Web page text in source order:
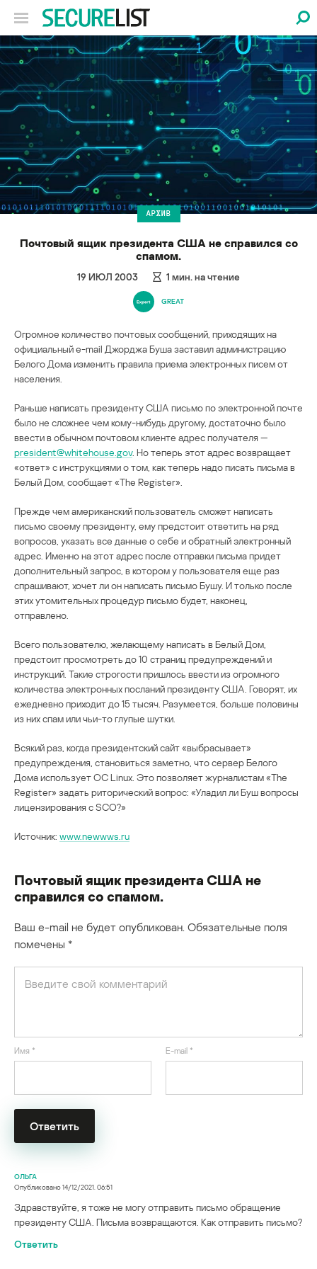
АРХИВ
Почтовый ящик президента США не справился со
спамом.
19 ИЮЛ 2003 1 мин. на чтение
GREAT
Огромное количество почтовых сообщений, приходящих на
официальный e-mail Джорджа Буша заставил администрацию
Белого Дома изменить правила приема электронных писем от
населения.
Раньше написать президенту США письмо по электронной почте
было не сложнее чем кому-нибудь другому, достаточно было
ввести в обычном почтовом клиенте адрес получателя —
president@whitehouse.gov. Но теперь этот адрес возвращает
«ответ» с инструкциями о том, как теперь надо писать письма в
Белый Дом, сообщает «The Register».
Прежде чем американский пользователь сможет написать
письмо своему президенту, ему предстоит ответить на ряд
вопросов, указать все данные о себе и обратный электронный
адрес. Именно на этот адрес после отправки письма придет
дополнительный запрос, в котором у пользователя еще раз
спрашивают, хочет ли он написать письмо Бушу. И только после
этих утомительных процедур письмо будет, наконец,
отправлено.
Всего пользователю, желающему написать в Белый Дом,
предстоит просмотреть до 10 страниц предупреждений и
инструкций. Такие строгости пришлось ввести из огромного
количества электронных посланий президенту США. Говорят, их
ежедневно приходит до 15 тысяч. Разумеется, больше половины
из них спам или чьи-то глупые шутки.
Всякий раз, когда президентский сайт «выбрасывает»
предупреждения, становиться заметно, что сервер Белого
Дома использует ОС Linux. Это позволяет журналистам «The
Register» задать риторический вопрос: «Уладил ли Буш вопросы
лицензирования с SCO?»
Источник: www.newwws.ru
Почтовый ящик президента США не
справился со спамом.
Ваш e-mail не будет опубликован. Обязательные поля
помечены *
Имя * E-mail *
ОЛЬГА
Опубликовано14/12/2021. 06:51
Здравствуйте, я тоже не могу отправить письмо обращение
президенту США. Письма возвращаются. Как отправить письмо?
Ответить